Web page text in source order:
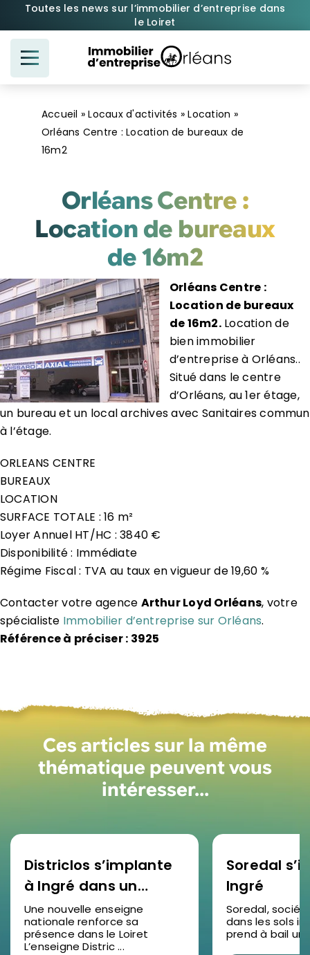
Passer
contenu
Toutes les news sur l’immobilier d’entreprise dans
le Loiret
Accueil »Locaux d'activités »Location »
Orléans Centre : Location de bureaux de
16m2
Orléans Centre :
Location de bureaux
de 16m2
Orléans Centre :
Location de bureaux
de 16m2.Location de
bien immobilier
d’entreprise à Orléans..
Situé dans le centre
d’Orléans, au 1er étage,
un bureau et un local archives avec Sanitaires commun
à l’étage.
ORLEANS CENTRE
BUREAUX
LOCATION
SURFACE TOTALE : 16 m²
Loyer Annuel HT/HC : 3840 €
Disponibilité : Immédiate
Régime Fiscal : TVA au taux en vigueur de 19,60 %
Contacter votre agence Arthur Loyd Orléans, votre
spécialiste Immobilier d’entreprise sur Orléans.
Référence à préciser : 3925
Ces articles sur la même
thématique peuvent vous
intéresser…
Districlos s’implante
à Ingré dans un
nouveau bâtiment
d’activités
Une nouvelle enseigne
nationale renforce sa
présence dans le Loiret
L’enseigne Distric ...
Soredal
Ingré
Soredal,
dans les sols
prend à bail un